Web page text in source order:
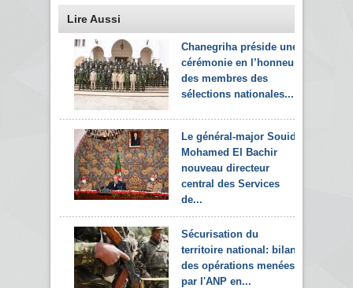
Lire Aussi
Chanegriha préside une
cérémonie en l’honneur
des membres des
sélections nationales...
Le général-major Souid
Mohamed El Bachir
nouveau directeur
central des Services
de...
Sécurisation du
territoire national: bilan
des opérations menées
par l'ANP en...